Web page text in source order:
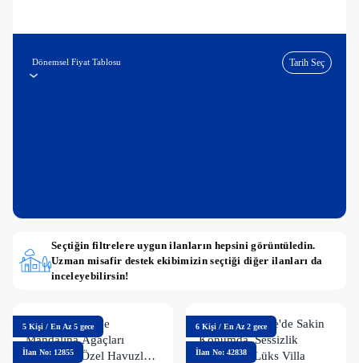
Dönemsel Fiyat Tablosu Tarih Seç
Seçtiğin filtrelere uygun ilanların hepsini görüntüledin.
Uzman misafir destek ekibimizin seçtiği diğer ilanları da
inceleyebilirsin!
5 Kişi / En Az 5 gece
İlan No: 12855
Bodrum Bitez'de
Mandalina Ağaçları
İçerisinde, Özel Havuzlu,
6 Kişi / En Az 2 gece
İlan No: 42838
Bodrum Gürece'de Sakin
Konumda, Sessizlik
İçerisinde, Lüks Villa